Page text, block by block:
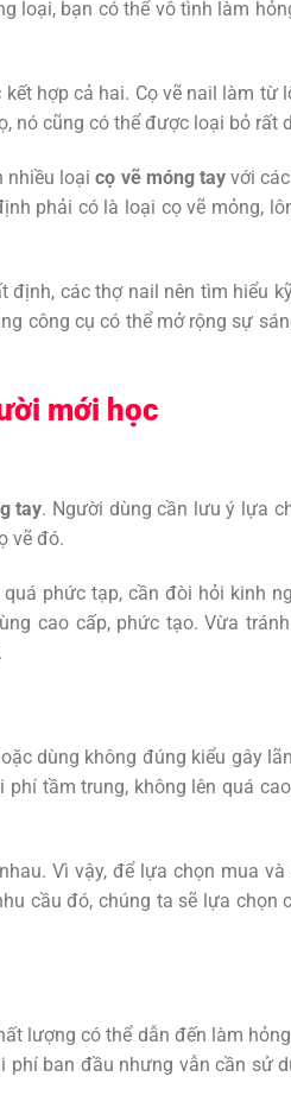
loại, bạn có thể vô tình làm
hợp cả hai. Cọ vẽ nail làm từ
nó cũng có thể được loại bỏ rất
nhiều loạicọ vẽ móng tayvới
phải có là loại cọ vẽ mỏng,
định, các thợ nail nên tìm hiểu
công cụ có thể mở rộng sự
mới học
tay. Người dùng cần lưu ý lựa
vẽ đó.
phức tạp, cần đòi hỏi kinh
cao cấp, phức tạo. Vừa
dùng không đúng kiểu gây
tầm trung, không lên quá
Vì vậy, để lựa chọn mua
cầu đó, chúng ta sẽ lựa chọn
lượng có thể dẫn đến làm
ban đầu nhưng vẫn cần sử